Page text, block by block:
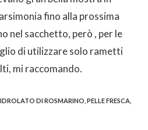
fino alla prossima
nel sacchetto, però , per le
di utilizzare solo rametti
mi raccomando.
IDROLATO DI ROSMARINO PELLE FRESCA